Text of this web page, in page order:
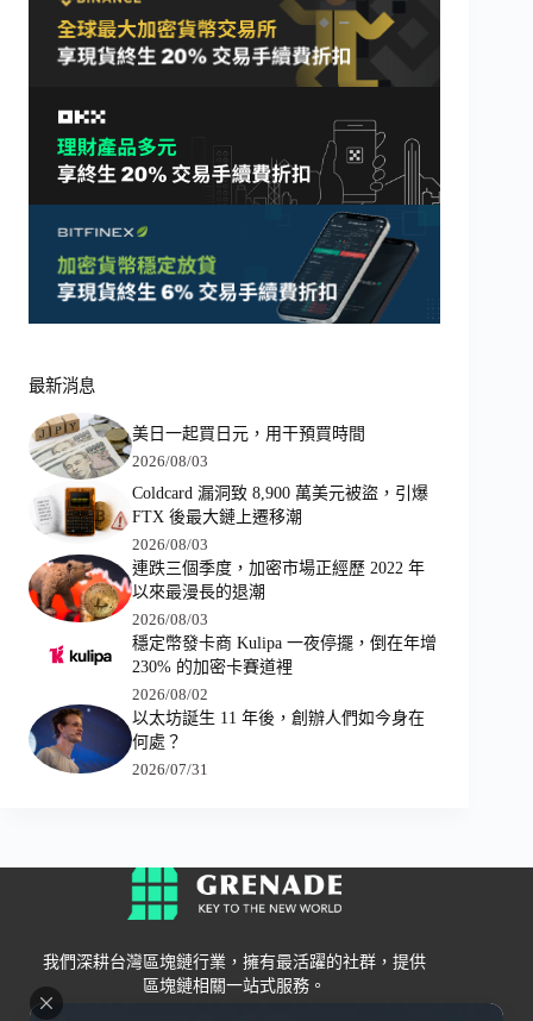
最新消息
美日一起買日元，用干預買時間
2026/08/03
Coldcard 漏洞致 8,900 萬美元被盜，引爆
FTX 後最大鏈上遷移潮
2026/08/03
連跌三個季度，加密市場正經歷 2022 年
以來最漫長的退潮
2026/08/03
穩定幣發卡商 Kulipa 一夜停擺，倒在年增
230% 的加密卡賽道裡
2026/08/02
以太坊誕生 11 年後，創辦人們如今身在
何處？
2026/07/31
我們深耕台灣區塊鏈行業，擁有最活躍的社群，提供
區塊鏈相關一站式服務。